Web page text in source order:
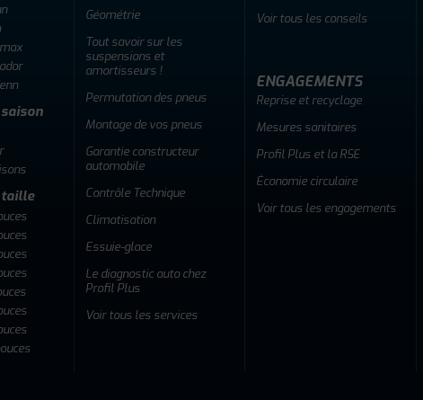
taille
Géométrie
Tout savoir sur les
suspensions et
amortisseurs !
Permutation des pneus
Montage de vos pneus
Garantie constructeur
automobile
Contrôle Technique
Climatisation
Essuie-glace
Le diagnostic auto chez
Profil Plus
Voir tous les services
Voir tous les conseils
ENGAGEMENTS
Reprise et recyclage
Mesures sanitaires
Profil Plus et la RSE
Économie circulaire
Voir tous les engagements